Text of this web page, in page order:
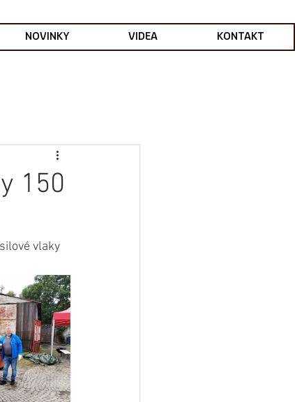
NOVINKY VIDEA KONTAKT
150
vlaky